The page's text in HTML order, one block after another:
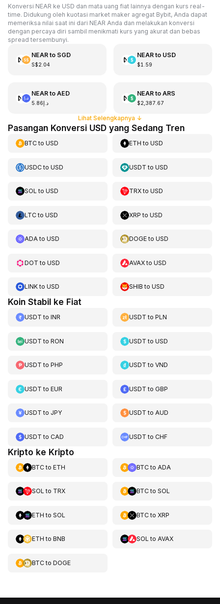
Konversi NEAR ke USD dan mata uang fiat lainnya dengan kurs real-
time. Didukung oleh kuotasi market maker agregat Bybit, Anda dapat
memeriksa nilai saat ini dari NEAR Anda dan melakukan konversi
dengan percaya diri sambil menikmati kurs yang akurat dan bebas
spread tersembunyi.
NEARto SGD
S$2.04
NEARto USD
$1.59
NEARto AED
د.إ5.86
NEARto ARS
$2,387.67
Lihat Selengkapnya ↓
Pasangan Konversi USD yang Sedang Tren
BTCto USD ETH toUSD
USDCto USD USDT toUSD
SOL to USD TRXtoUSD
LTCto USD XRP toUSD
ADAto USD DOGEtoUSD
DOT to USD AVAXtoUSD
LINKto USD SHIB toUSD
Koin Stabil ke Fiat
USDT to INR USDT toPLN
USDT to RON USDT toUSD
USDT to PHP USDT toVND
USDT to EUR USDT toGBP
USDT to JPY USDT toAUD
USDT to CAD USDT toCHF
Kripto ke Kripto
BTCto ETH BTCto ADA
SOL to TRX BTCto SOL
ETH to SOL BTCto XRP
ETH to BNB SOL to AVAX
BTCto DOGE